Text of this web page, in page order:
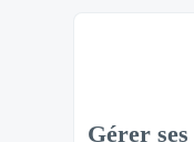
Gérer